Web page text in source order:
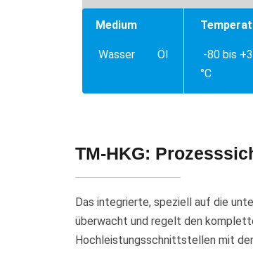
Medium
Wasser Öl
-80 bis
°C
TM-HKG:
Das integrierte, speziell auf die
überwacht und regelt den
Hochleistungsschnittstellen mit